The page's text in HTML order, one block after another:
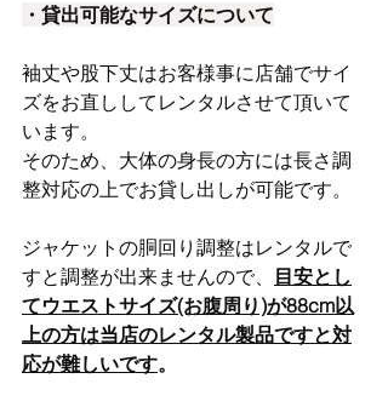
・貸出可能なサイズについて
袖丈や股下丈はお客様事に店舗でサイ
ズをお直ししてレンタルさせて頂いて
います。
そのため、大体の身長の方には長さ調
整対応の上でお貸し出しが可能です。
ジャケットの胴回り調整はレンタルで
すと調整が出来ませんので、 目安とし
てウエストサイズ(お腹周り)が88cm以
上の方は当店のレンタル製品ですと対
応が難しいです。